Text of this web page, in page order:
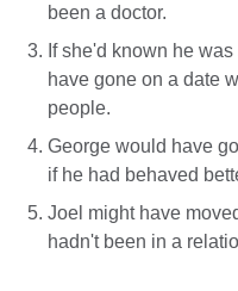
been a doctor.
If she'd known he
have gone on a date
people.
George would have
if he had behaved
Joel might have
hadn't been in a